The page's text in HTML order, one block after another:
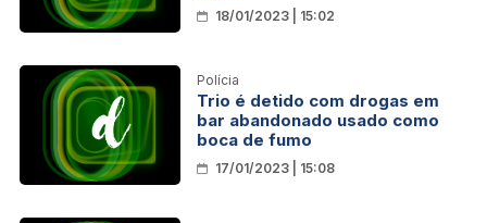
18/01/2023 | 15:02
Polícia
Trio é detido com drogas em
bar abandonado usado como
boca de fumo
17/01/2023 | 15:08